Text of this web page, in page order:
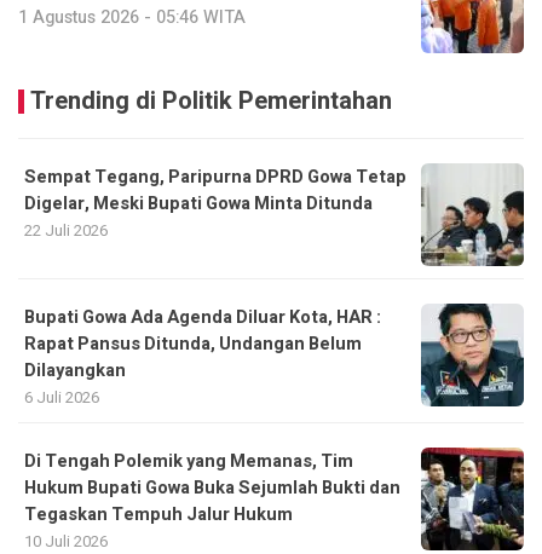
1 Agustus 2026 - 05:46 WITA
Trending di Politik Pemerintahan
Sempat Tegang, Paripurna DPRD Gowa Tetap
Digelar, Meski Bupati Gowa Minta Ditunda
22 Juli 2026
Bupati Gowa Ada Agenda Diluar Kota, HAR :
Rapat Pansus Ditunda, Undangan Belum
Dilayangkan
6 Juli 2026
Di Tengah Polemik yang Memanas, Tim
Hukum Bupati Gowa Buka Sejumlah Bukti dan
Tegaskan Tempuh Jalur Hukum
10 Juli 2026